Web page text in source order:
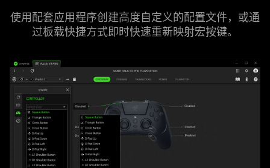
menu
below
update
the
content
of
this
page.
使用配套应用程序创建高度自定义的配置文件，或通
过板载快捷方式即时快速重新映射宏按键。